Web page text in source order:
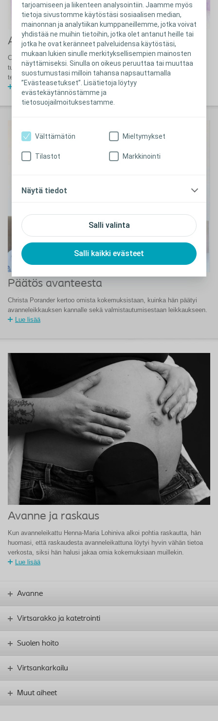
tarjoamiseen ja liikenteen analysointiin. Jaamme myös
tietoja sivustomme käytöstäsi sosiaalisen median,
mainonnan ja analytiikan kumppaneillemme, jotka voivat
yhdistää ne muihin tietoihin, jotka olet antanut heille tai
jotka he ovat keränneet palveluidensa käytöstäsi,
mukaan lukien sinulle merkityksellisempien mainosten
näyttämiseksi. Sinulla on oikeus peruuttaa tai muuttaa
suostumustasi milloin tahansa napsauttamalla
”Evästeasetukset”. Lisätietoja löytyy
evästekäytännöstämme ja
tietosuojailmoituksestamme.
Salli valinta
Salli kaikki evästeet
Välttämätön Mieltymykset
Tilastot Markkinointi
Näytä tiedot
Avanneleikkauksen jälkeen
Christa Poranderin blogisarja jatkuu avanneleikkauksen jälkeisissä
tunnelmissa. Vaikka alussa oli vastoinkäymisiä, vertaisten ja
terveydenhuollon ammattilaisten avulla tilanne saatiin korjattua.
Lue lisää
Päätös avanteesta
Christa Porander kertoo omista kokemuksistaan, kuinka hän päätyi
avanneleikkauksen kannalle sekä valmistautumisestaan leikkaukseen.
Lue lisää
Avanne ja raskaus
Kun avanneleikattu Henna-Maria Lohiniva alkoi pohtia raskautta, hän
huomasi, että raskaudesta avanneleikattuna löytyi hyvin vähän tietoa
verkosta, siksi hän halusi jakaa omia kokemuksiaan muillekin.
Lue lisää
Avanne
Virtsarakko ja katetrointi
Suolen hoito
Virtsankarkailu
Muut aiheet